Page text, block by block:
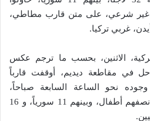
غير شرعي، على متن قارب مطاطي،
غربي تركيا.
الاثنين، بحسب ما ترجم عكس
في مقاطعة ديديم، أوقفت قارباً
نحو الساعة السابعة صباحاً،
وضبطت على متنه 32 لاجئاً نصفهم أطفال، وبينهم 11 سورياً، و 16